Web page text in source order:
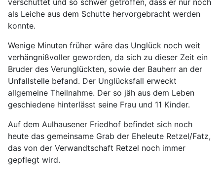
verschüttet und so schwer getroffen, dass er nur noch
als Leiche aus dem Schutte hervorgebracht werden
konnte.
Wenige Minuten früher wäre das Unglück noch weit
verhängnißvoller geworden, da sich zu dieser Zeit ein
Bruder des Verunglückten, sowie der Bauherr an der
Unfallstelle befand. Der Unglücksfall erweckt
allgemeine Theilnahme. Der so jäh aus dem Leben
geschiedene hinterlässt seine Frau und 11 Kinder.
Auf dem Aulhausener Friedhof befindet sich noch
heute das gemeinsame Grab der Eheleute Retzel/Fatz,
das von der Verwandtschaft Retzel noch immer
gepflegt wird.